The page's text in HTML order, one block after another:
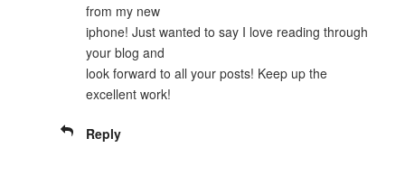
from my new
iphone! Just wanted to say I love reading through
your blog and
look forward to all your posts! Keep up the
excellent work!
Reply